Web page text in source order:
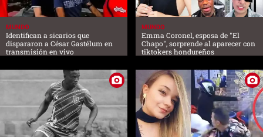
MUNDO
Identifican a sicarios que
dispararon a César Gastélum en
transmisión en vivo
MUNDO
Emma Coronel, esposa de "El
Chapo", sorprende al aparecer con
tiktokers hondureños